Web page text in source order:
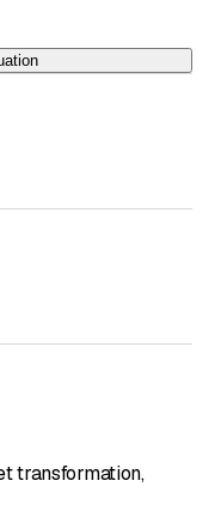
transformation,